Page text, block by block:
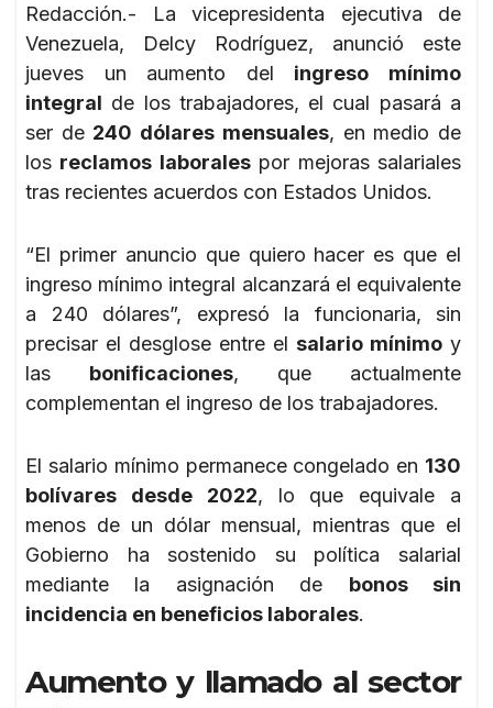
Redacción.- La vicepresidenta ejecutiva de
Venezuela, Delcy Rodríguez, anunció este
jueves un aumento del ingreso mínimo
integral de los trabajadores, el cual pasará a
ser de 240 dólares mensuales, en medio de
los reclamos laboralespor mejoras salariales
tras recientes acuerdos con Estados Unidos.
“El primer anuncio que quiero hacer es que el
ingreso mínimo integral alcanzará el equivalente
a 240 dólares”, expresó la funcionaria, sin
precisar el desglose entre el salario mínimo y
las bonificaciones, que actualmente
complementan el ingreso de los trabajadores.
El salario mínimo permanece congelado en 130
bolívares desde 2022, lo que equivale a
menos de un dólar mensual, mientras que el
Gobierno ha sostenido su política salarial
mediante la asignación de bonos sin
incidencia en beneficios laborales.
Aumento y llamado al sector